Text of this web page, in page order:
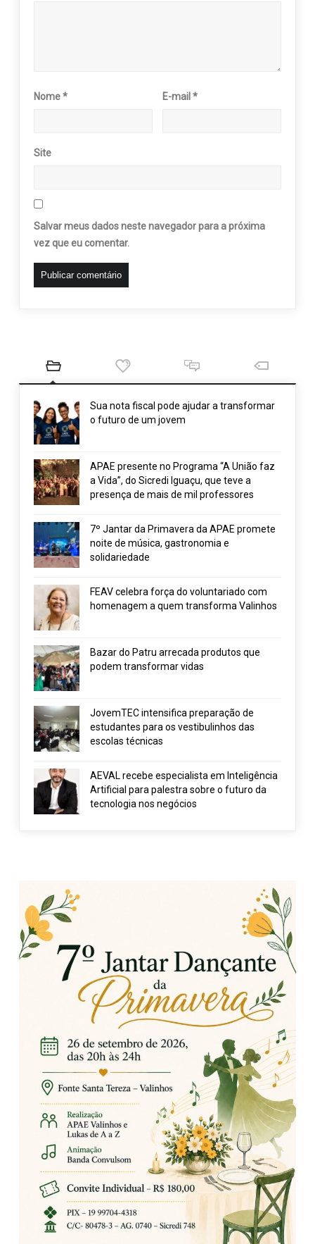
Nome* E-mail*
Site
Salvar meus dados neste navegador para a próxima
vez que eu comentar.
Sua nota fiscal pode ajudar a transformar
o futuro de um jovem
APAE presente no Programa “A União faz
a Vida”, do Sicredi Iguaçu, que teve a
presença de mais de mil professores
7º Jantar da Primavera da APAE promete
noite de música, gastronomia e
solidariedade
FEAV celebra força do voluntariado com
homenagem a quem transforma Valinhos
Bazar do Patru arrecada produtos que
podem transformar vidas
JovemTEC intensifica preparação de
estudantes para os vestibulinhos das
escolas técnicas
AEVAL recebe especialista em Inteligência
Artificial para palestra sobre o futuro da
tecnologia nos negócios